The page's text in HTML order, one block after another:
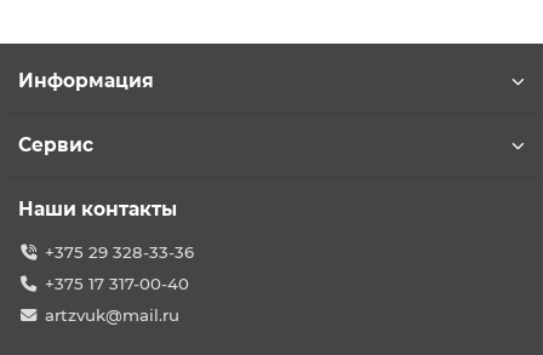
Информация
Сервис
Наши контакты
+375 29 328-33-36
+375 17 317-00-40
artzvuk@mail.ru